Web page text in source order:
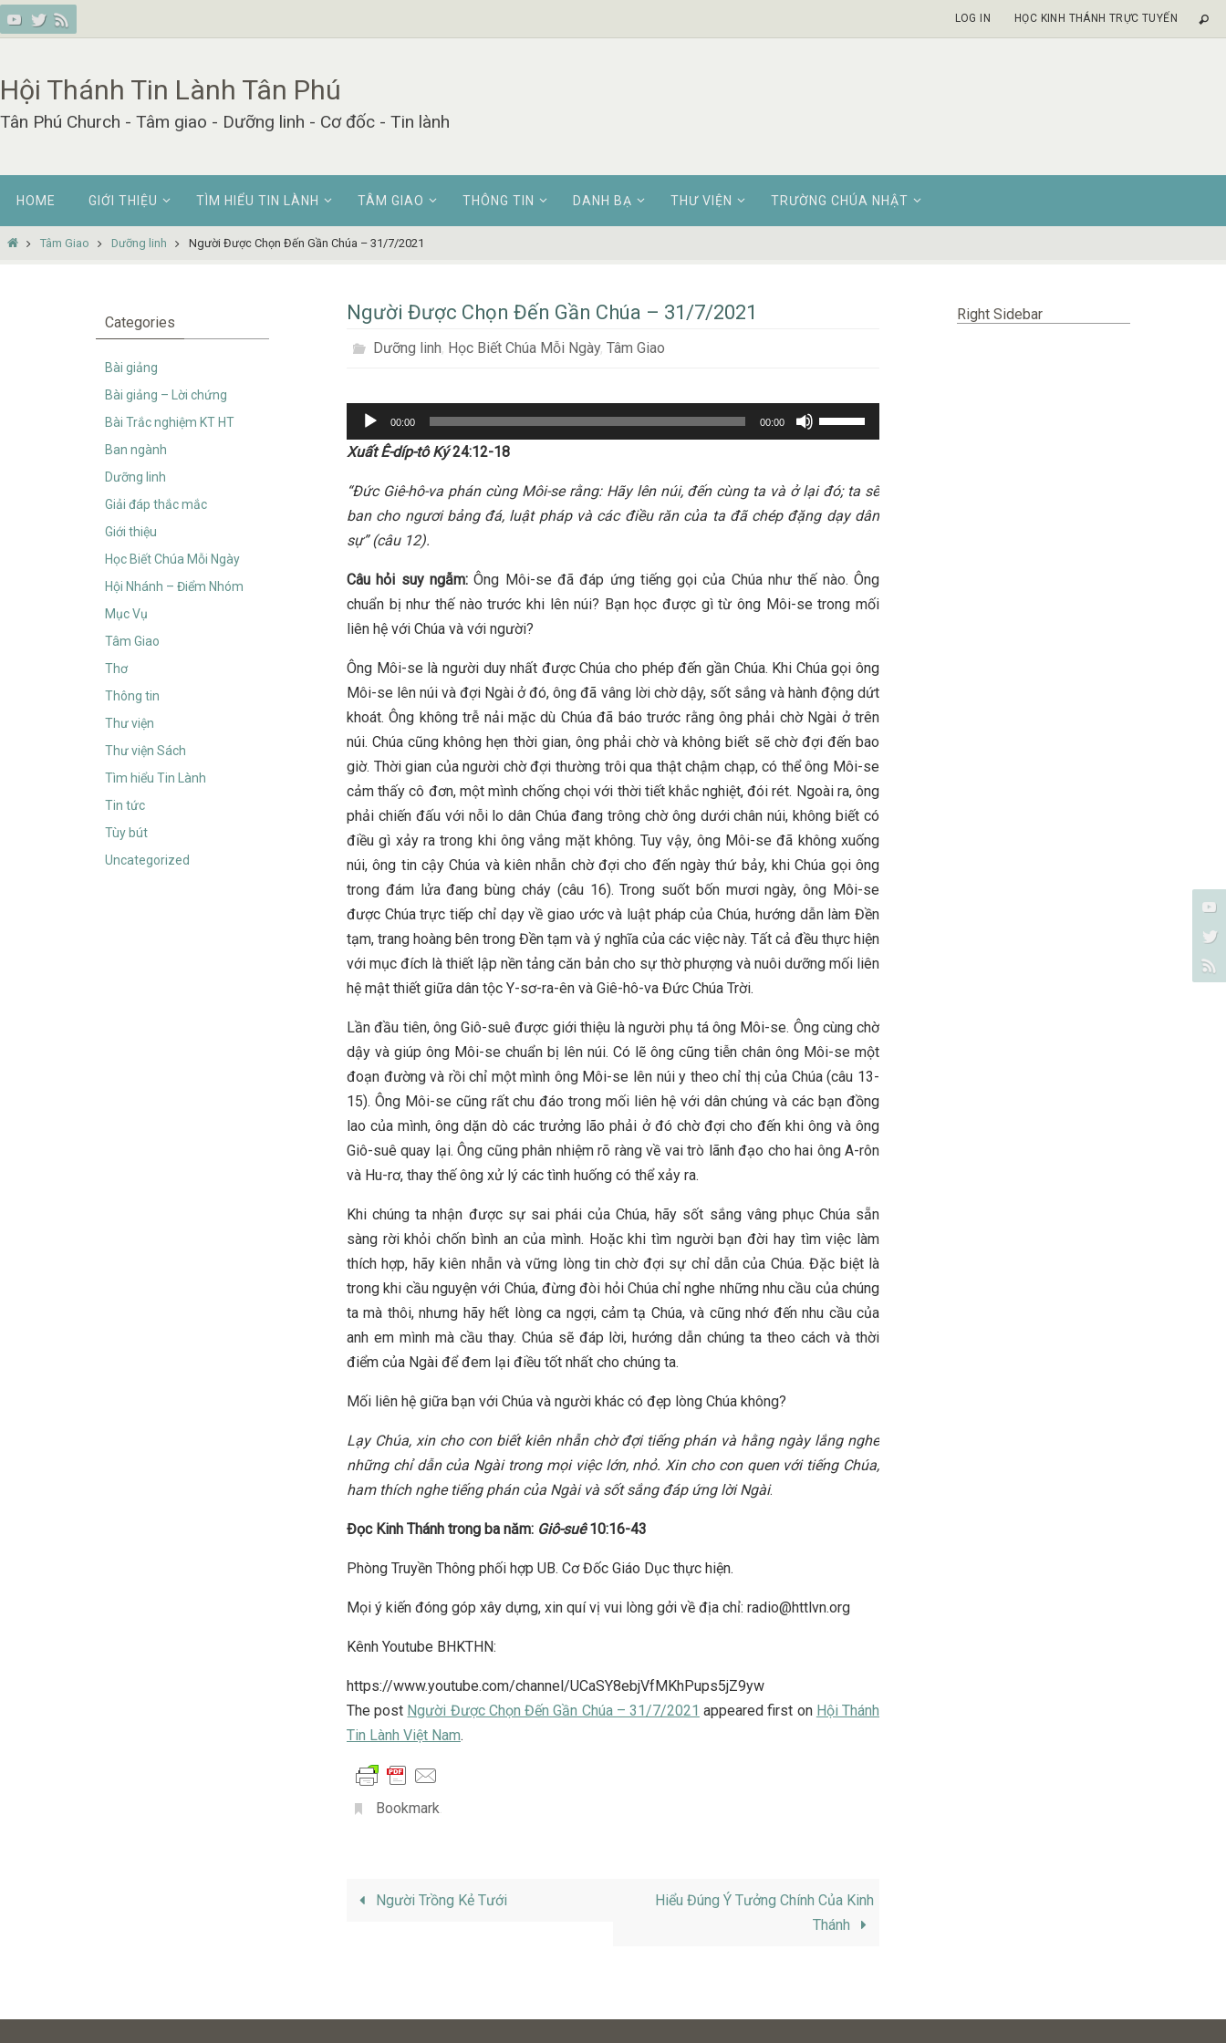
Skip
to
LOG IN HỌC KINH THÁNH TRỰC TUYẾN
Hội Thánh Tin Lành Tân Phú
Tân Phú Church - Tâm giao - Dưỡng linh - Cơ đốc - Tin lành
content
HOME GIỚI THIỆU TÌM HIỂU TIN LÀNH TÂM GIAO THÔNG TIN DANH BẠ THƯ VIỆN TRƯỜNG CHÚA NHẬT
HomeTâm Giao Dưỡng linh Người Được Chọn Đến Gần Chúa – 31/7/2021
Người Được Chọn Đến Gần Chúa – 31/7/2021
Dưỡng linh, Học Biết Chúa Mỗi Ngày, Tâm Giao
Audio
Player
00:00 00:00
Use
Up/Down
keys
to
decrease
volume.
Xuất Ê-díp-tô Ký24:12-18
“Đức Giê-hô-va phán cùng Môi-se rằng: Hãy lên núi, đến cùng ta và ở lại đó; ta sẽ
ban cho ngươi bảng đá, luật pháp và các điều răn của ta đã chép đặng dạy dân
sự” (câu 12).
Câu hỏi suy ngẫm:Ông Môi-se đã đáp ứng tiếng gọi của Chúa như thế nào. Ông
chuẩn bị như thế nào trước khi lên núi? Bạn học được gì từ ông Môi-se trong mối
liên hệ với Chúa và với người?
Ông Môi-se là người duy nhất được Chúa cho phép đến gần Chúa. Khi Chúa gọi ông
Môi-se lên núi và đợi Ngài ở đó, ông đã vâng lời chờ dậy, sốt sắng và hành động dứt
khoát. Ông không trễ nải mặc dù Chúa đã báo trước rằng ông phải chờ Ngài ở trên
núi. Chúa cũng không hẹn thời gian, ông phải chờ và không biết sẽ chờ đợi đến bao
giờ. Thời gian của người chờ đợi thường trôi qua thật chậm chạp, có thể ông Môi-se
cảm thấy cô đơn, một mình chống chọi với thời tiết khắc nghiệt, đói rét. Ngoài ra, ông
phải chiến đấu với nỗi lo dân Chúa đang trông chờ ông dưới chân núi, không biết có
điều gì xảy ra trong khi ông vắng mặt không. Tuy vậy, ông Môi-se đã không xuống
núi, ông tin cậy Chúa và kiên nhẫn chờ đợi cho đến ngày thứ bảy, khi Chúa gọi ông
trong đám lửa đang bùng cháy (câu 16). Trong suốt bốn mươi ngày, ông Môi-se
được Chúa trực tiếp chỉ dạy về giao ước và luật pháp của Chúa, hướng dẫn làm Đền
tạm, trang hoàng bên trong Đền tạm và ý nghĩa của các việc này. Tất cả đều thực hiện
với mục đích là thiết lập nền tảng căn bản cho sự thờ phượng và nuôi dưỡng mối liên
hệ mật thiết giữa dân tộc Y-sơ-ra-ên và Giê-hô-va Đức Chúa Trời.
Lần đầu tiên, ông Giô-suê được giới thiệu là người phụ tá ông Môi-se. Ông cùng chờ
dậy và giúp ông Môi-se chuẩn bị lên núi. Có lẽ ông cũng tiễn chân ông Môi-se một
đoạn đường và rồi chỉ một mình ông Môi-se lên núi y theo chỉ thị của Chúa (câu 13-
15). Ông Môi-se cũng rất chu đáo trong mối liên hệ với dân chúng và các bạn đồng
lao của mình, ông dặn dò các trưởng lão phải ở đó chờ đợi cho đến khi ông và ông
Giô-suê quay lại. Ông cũng phân nhiệm rõ ràng về vai trò lãnh đạo cho hai ông A-rôn
và Hu-rơ, thay thế ông xử lý các tình huống có thể xảy ra.
Khi chúng ta nhận được sự sai phái của Chúa, hãy sốt sắng vâng phục Chúa sẵn
sàng rời khỏi chốn bình an của mình. Hoặc khi tìm người bạn đời hay tìm việc làm
thích hợp, hãy kiên nhẫn và vững lòng tin chờ đợi sự chỉ dẫn của Chúa. Đặc biệt là
trong khi cầu nguyện với Chúa, đừng đòi hỏi Chúa chỉ nghe những nhu cầu của chúng
ta mà thôi, nhưng hãy hết lòng ca ngợi, cảm tạ Chúa, và cũng nhớ đến nhu cầu của
anh em mình mà cầu thay. Chúa sẽ đáp lời, hướng dẫn chúng ta theo cách và thời
điểm của Ngài để đem lại điều tốt nhất cho chúng ta.
Mối liên hệ giữa bạn với Chúa và người khác có đẹp lòng Chúa không?
Lạy Chúa, xin cho con biết kiên nhẫn chờ đợi tiếng phán và hằng ngày lắng nghe
những chỉ dẫn của Ngài trong mọi việc lớn, nhỏ. Xin cho con quen với tiếng Chúa,
ham thích nghe tiếng phán của Ngài và sốt sắng đáp ứng lời Ngài.
Đọc Kinh Thánh trong ba năm: Giô-suê10:16-43
Phòng Truyền Thông phối hợp UB. Cơ Đốc Giáo Dục thực hiện.
Mọi ý kiến đóng góp xây dựng, xin quí vị vui lòng gởi về địa chỉ: radio@httlvn.org
Kênh Youtube BHKTHN:
https://www.youtube.com/channel/UCaSY8ebjVfMKhPups5jZ9yw
The post Người Được Chọn Đến Gần Chúa – 31/7/2021 appeared first on Hội Thánh
Tin Lành Việt Nam.
Bookmark.
Người Trồng Kẻ Tưới
Hiểu Đúng Ý Tưởng Chính Của Kinh
Thánh
Categories
Bài giảng
Bài giảng – Lời chứng
Bài Trắc nghiệm KT HT
Ban ngành
Dưỡng linh
Giải đáp thắc mắc
Giới thiệu
Học Biết Chúa Mỗi Ngày
Hội Nhánh – Điểm Nhóm
Mục Vụ
Tâm Giao
Thơ
Thông tin
Thư viện
Thư viện Sách
Tìm hiểu Tin Lành
Tin tức
Tùy bút
Uncategorized
Right Sidebar